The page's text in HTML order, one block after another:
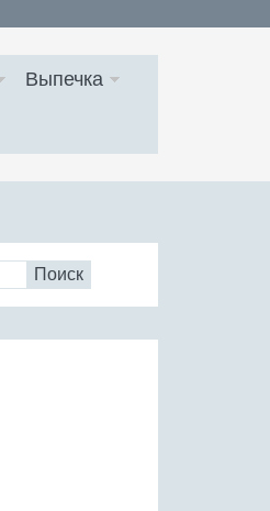
Выпечка
Поиск